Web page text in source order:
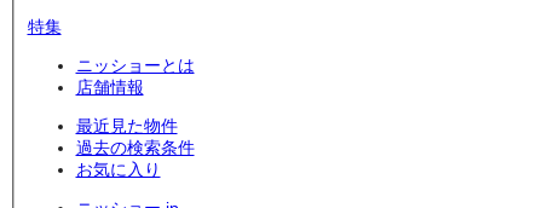
特集
ニッショーとは
店舗情報
最近見た物件
過去の検索条件
お気に入り